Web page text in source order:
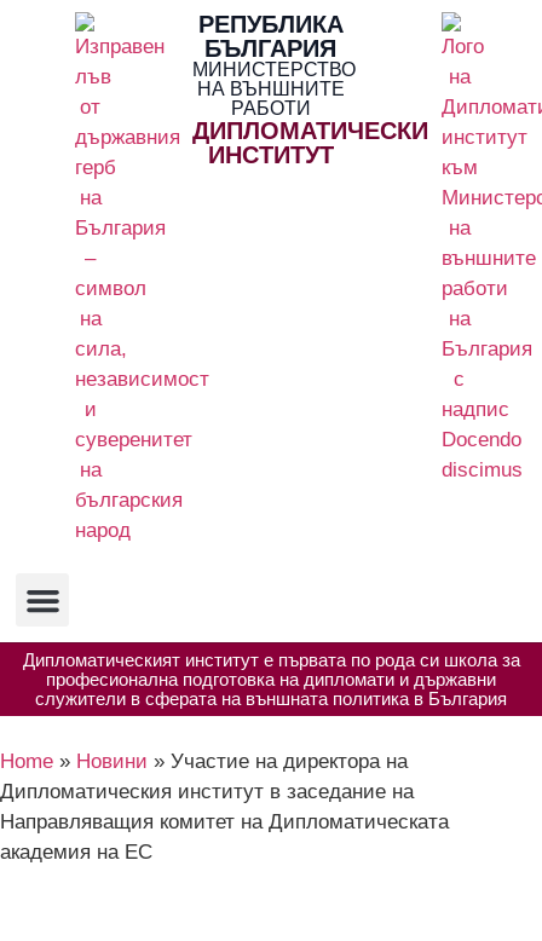
РЕПУБЛИКА
БЪЛГАРИЯ
МИНИСТЕРСТВО
НА ВЪНШНИТЕ
РАБОТИ
ДИПЛОМАТИЧЕСКИ
ИНСТИТУТ
Дипломатическият институт е първата по рода си школа за
професионална подготовка на дипломати и държавни
служители в сферата на външната политика в България
Home » Новини » Участие на директора на
Дипломатическия институт в заседание на
Направляващия комитет на Дипломатическата
академия на ЕС